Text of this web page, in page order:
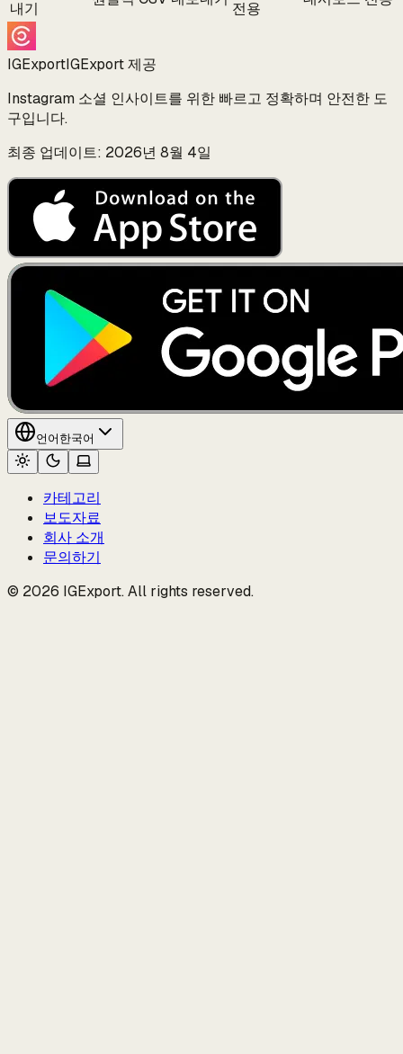
내기 전용
IGExportIGExport 제공
Instagram 소셜 인사이트를 위한 빠르고 정확하며 안전한 도
구입니다.
최종 업데이트: 2026년 8월 4일
언어 한국어
카테고리
보도자료
회사 소개
문의하기
© 2026 IGExport. All rights reserved.